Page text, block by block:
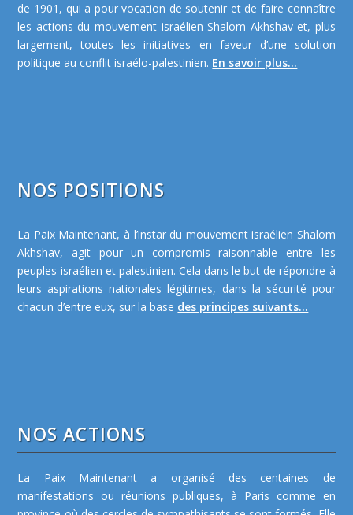
de 1901, qui a pour vocation de soutenir et de faire connaître
les actions du mouvement israélien Shalom Akhshav et, plus
largement, toutes les initiatives en faveur d’une solution
politique au conflit israélo-palestinien. En savoir plus...
NOS POSITIONS
La Paix Maintenant, à l’instar du mouvement israélien Shalom
Akhshav, agit pour un compromis raisonnable entre les
peuples israélien et palestinien. Cela dans le but de répondre à
leurs aspirations nationales légitimes, dans la sécurité pour
chacun d’entre eux, sur la base des principes suivants...
NOS ACTIONS
La Paix Maintenant a organisé des centaines de
manifestations ou réunions publiques, à Paris comme en